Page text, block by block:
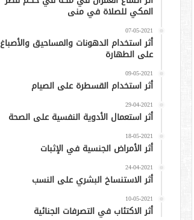
المكي للصلاة في منى
07-05-2021
أثر استخدام الدهونات والمساحيق والأصباغ
على الطهارة
09-05-2021
أثر استخدام القسطرة على الصيام
29-04-2021
أثر استعمال الأدوية النفسية على الصحة
18-05-2021
أثر الأمراض الجنسية في الإثبات
24-04-2021
أثر الاستنساخ البشري على النسب
10-05-2021
أثر الاكتئاب في التصرفات الجنائية